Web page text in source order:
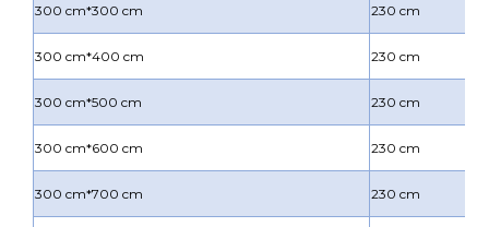
300 cm*300 cm 230 cm
300 cm*400 cm 230 cm
300 cm*500 cm 230 cm
300 cm*600 cm 230 cm
300 cm*700 cm 230 cm